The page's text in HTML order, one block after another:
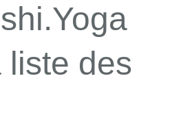
liste des